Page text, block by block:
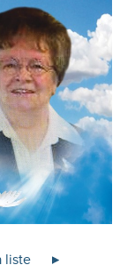
liste